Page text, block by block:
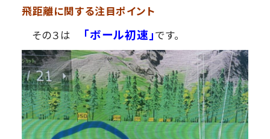
飛距離に関する注目ポイント
その３は
「ボール初速」です。